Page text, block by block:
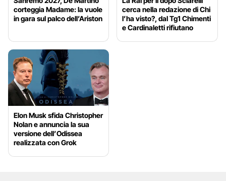
corteggia Madame: la vuole
in gara sul palco dell’Ariston
cerca nella redazione di Chi
l’ha visto?, dal Tg1 Chimenti
e Cardinaletti rifiutano
Elon Musk sfida Christopher
Nolan e annuncia la sua
versione dell’Odissea
realizzata con Grok